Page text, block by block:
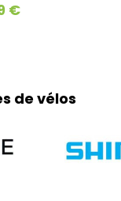
Home-trainer et
Comme indiqué
frais de retour
part. Pour toute
de vélos